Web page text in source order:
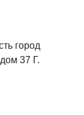
город
37 Г.